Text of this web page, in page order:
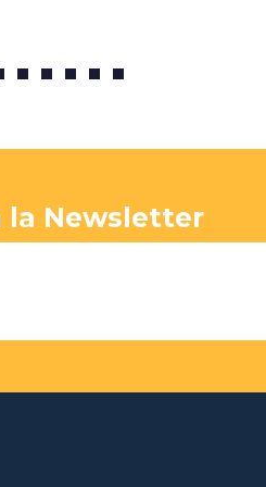
5 6 7 8 9
la Newsletter